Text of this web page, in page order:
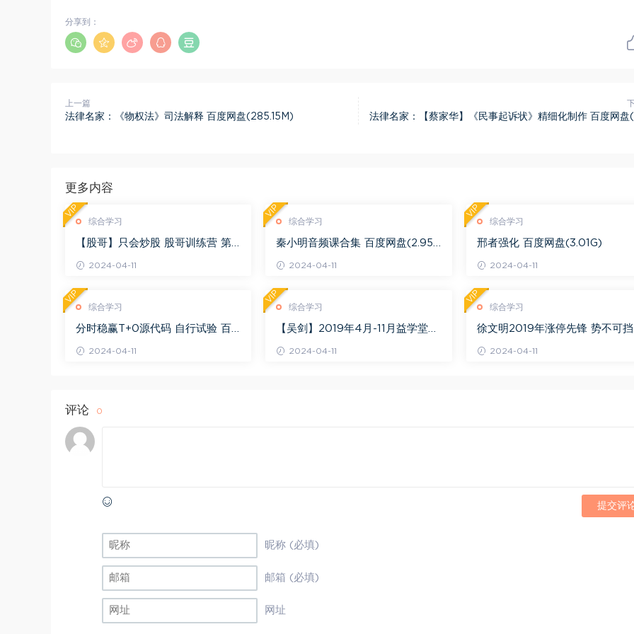
分享到：
上一篇
法律名家：《物权法》司法解释 百度网盘(285.15M) 法律名家：【蔡家华】《民事起诉状》精细化制作 百度网盘
更多内容
综合学习
【股哥】只会炒股 股哥训练营 第
2024-04-11
VIP
综合学习
秦小明音频课合集 百度网盘(2.95
2024-04-11
VIP
综合学习
邢者强化 百度网盘(3.01G)
2024-04-11
VIP
综合学习
分时稳赢T+0源代码 自行试验 百
2024-04-11
VIP
综合学习
【吴剑】2019年4月-11月益学堂吴
2024-04-11
VIP
综合学习
徐文明2019年涨停先锋 势不可挡
百度网盘(10.98G)
2024-04-11
VIP
评论 0
提交评
昵称 (必填)
邮箱 (必填)
网址